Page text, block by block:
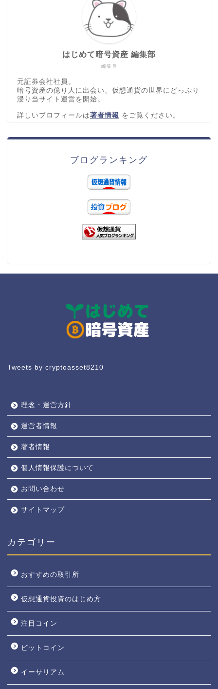
編集長
はじめて暗号資産 編集部
元証券会社社員。
暗号資産の億り人に出会い、仮想通貨の世界にどっぷり
浸り当サイト運営を開始。
詳しいプロフィールは著者情報 をご覧ください。
ブログランキング
Tweets by cryptoasset8210
理念・運営方針
運営者情報
著者情報
個人情報保護について
お問い合わせ
サイトマップ
カテゴリー
おすすめの取引所
仮想通貨投資のはじめ方
注目コイン
ビットコイン
イーサリアム